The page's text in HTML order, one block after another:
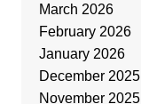
March 2026
February 2026
January 2026
December 2025
November 2025